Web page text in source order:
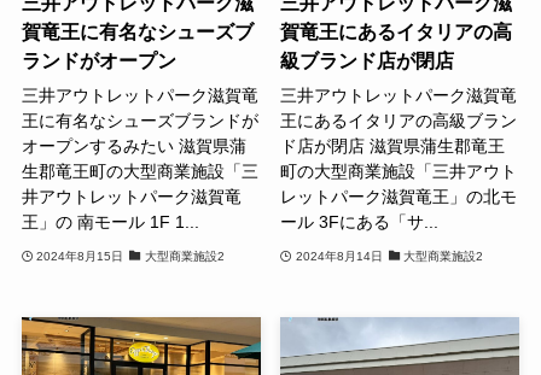
賀竜王に有名なシューズブ
ランドがオープン
三井アウトレットパーク滋賀竜
王に有名なシューズブランドが
オープンするみたい 滋賀県蒲
生郡竜王町の大型商業施設「三
井アウトレットパーク滋賀竜
王」の 南モール 1F 1...
2024年8月15日 大型商業施設2
賀竜王にあるイタリアの高
級ブランド店が閉店
三井アウトレットパーク滋賀竜
王にあるイタリアの高級ブラン
ド店が閉店 滋賀県蒲生郡竜王
町の大型商業施設「三井アウト
レットパーク滋賀竜王」の北モ
ール 3Fにある「サ...
2024年8月14日 大型商業施設2